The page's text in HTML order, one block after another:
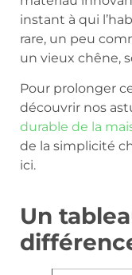
instant à qui
rare, un peu
un vieux chêne,
Pour prolonger
découvrir nos
durable de la
de la simplicité
ici.
Un